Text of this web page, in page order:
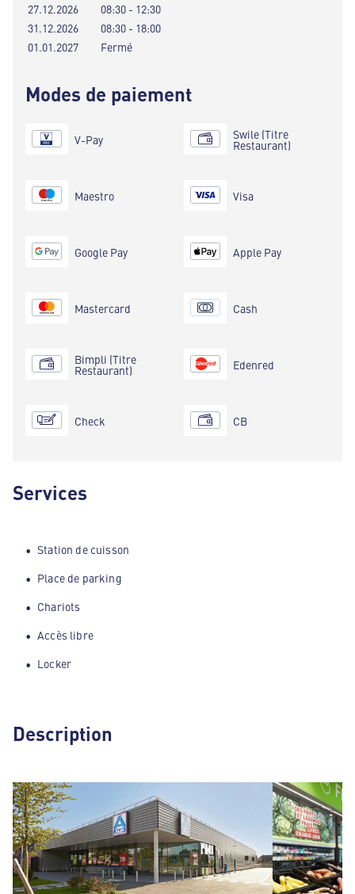
27.12.2026
08:30 - 12:30
31.12.2026
08:30 - 18:00
01.01.2027
Fermé
Modes de paiement
V-Pay
Maestro
Google Pay
Mastercard
Bimpli (Titre
Restaurant)
Check
Swile (Titre
Restaurant)
Visa
Apple Pay
Cash
Edenred
CB
Services
Station de cuisson
Place de parking
Chariots
Accès libre
Locker
Description